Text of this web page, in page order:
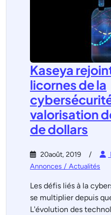
Kaseya
licornes de la
valorisation
de dollars
20août, 2019
Annonces / Actualités
Les défis liés à la
se multiplier depuis
L'évolution des